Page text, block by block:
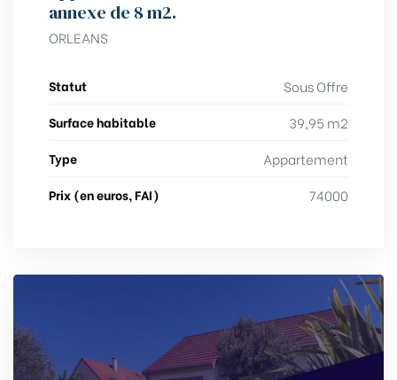
annexe de 8 m2.
ORLEANS
Statut Sous Offre
Surface habitable 39,95 m2
Type Appartement
Prix (en euros, FAI) 74000